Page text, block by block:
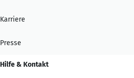
Karriere
Presse
Hilfe & Kontakt